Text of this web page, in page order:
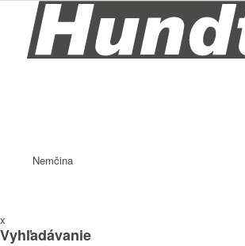
Nemčina
x
Vyhľadávanie